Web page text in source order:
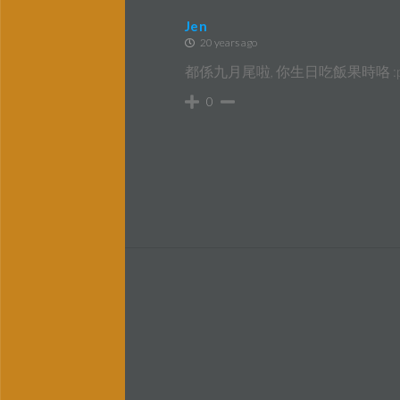
Jen
20 years ago
都係九月尾啦, 你生日吃飯果時咯
0